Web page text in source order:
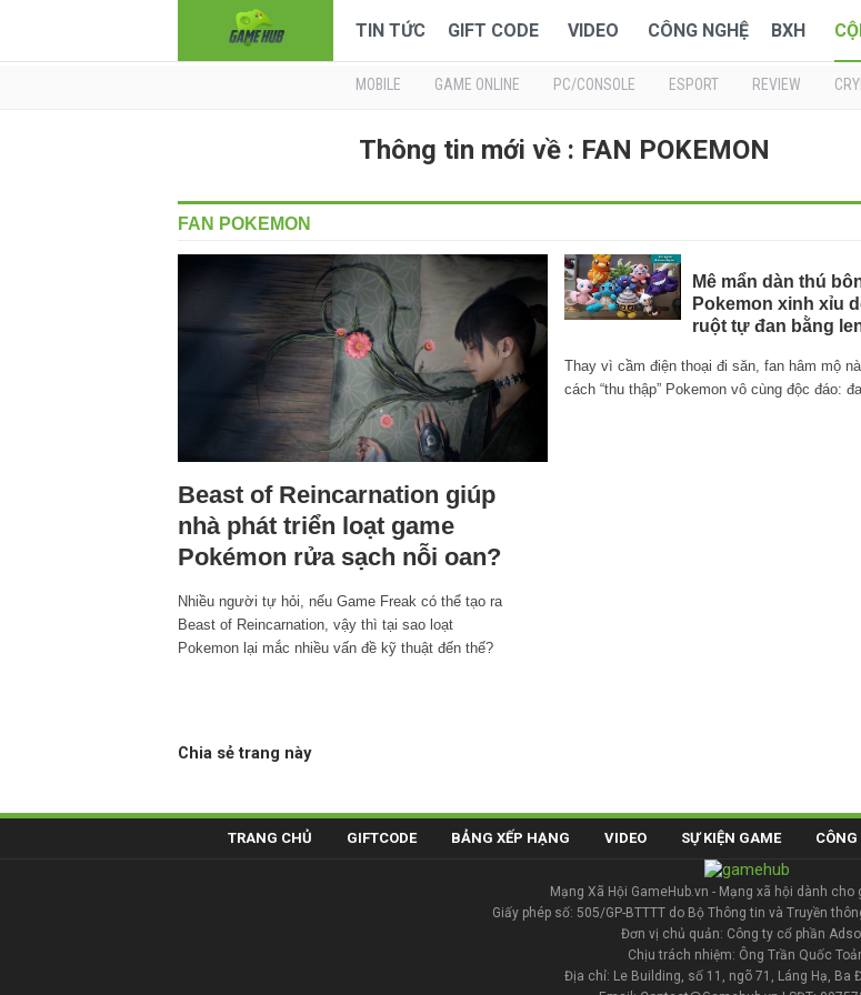
TIN TỨC GIFT CODE VIDEO CÔNG NGHỆ BXH
MOBILE GAME ONLINE PC/CONSOLE ESPORT REVIEW
Thông tin mới về : FAN POKEMON
FAN POKEMON
Beast of Reincarnation giúp
nhà phát triển loạt game
Pokémon rửa sạch nỗi oan?
Nhiều người tự hỏi, nếu Game Freak có thể tạo ra
Beast of Reincarnation, vậy thì tại sao loạt
Pokemon lại mắc nhiều vấn đề kỹ thuật đến thế?
Mê mẩn dàn thú
Pokemon xinh xỉu
ruột tự đan bằng
Thay vì cầm điện thoại đi săn, fan hâm mộ
cách “thu thập” Pokemon vô cùng độc đáo:
Chia sẻ trang này
TRANG CHỦ GIFTCODE BẢNG XẾP HẠNG VIDEO SỰ KIỆN GAME
Mạng Xã Hội GameHub.vn - Mạng xã hội dành cho
Giấy phép số: 505/GP-BTTTT do Bộ Thông tin và Truyền
Đơn vị chủ quản: Công ty cổ phần
Chịu trách nhiệm: Ông Trần Quốc
Địa chỉ: Le Building, số 11, ngõ 71, Láng Hạ, Ba